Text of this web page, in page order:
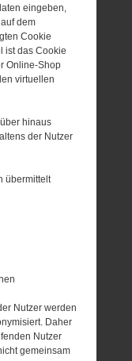
eingeben,
dem
Cookie
ist das Cookie
Online-Shop
virtuellen
hinaus
der Nutzer
übermittelt
Nutzer werden
Daher
Nutzer
gemeinsam